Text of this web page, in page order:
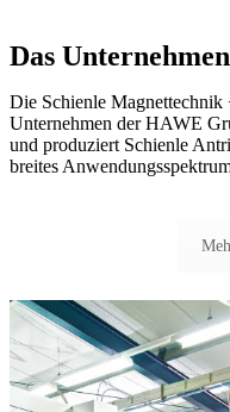
Das Unternehmen
Die Schienle
Unternehmen der HAWE
und produziert Schienle
breites